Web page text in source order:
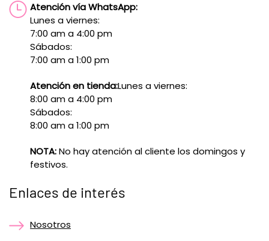
Atención vía WhatsApp:
Lunes a viernes:
7:00 am a 4:00 pm
Sábados:
7:00 am a 1:00 pm
Atención en tienda:Lunes a viernes:
8:00 am a 4:00 pm
Sábados:
8:00 am a 1:00 pm
NOTA:No hay atención al cliente los domingos y
festivos.
Enlaces de interés
Nosotros